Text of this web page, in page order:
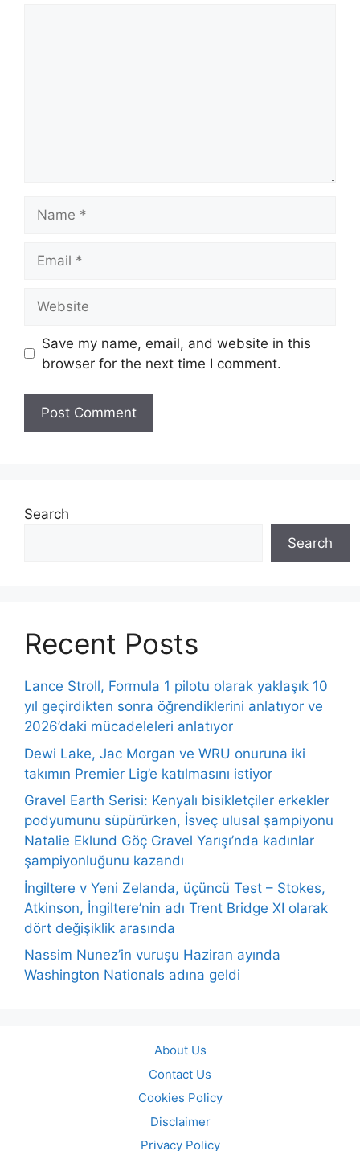
Save my name, email, and website in this
browser for the next time I comment.
Search
Search
Recent Posts
Lance Stroll, Formula 1 pilotu olarak yaklaşık 10
yıl geçirdikten sonra öğrendiklerini anlatıyor ve
2026’daki mücadeleleri anlatıyor
Dewi Lake, Jac Morgan ve WRU onuruna iki
takımın Premier Lig’e katılmasını istiyor
Gravel Earth Serisi: Kenyalı bisikletçiler erkekler
podyumunu süpürürken, İsveç ulusal şampiyonu
Natalie Eklund Göç Gravel Yarışı’nda kadınlar
şampiyonluğunu kazandı
İngiltere v Yeni Zelanda, üçüncü Test – Stokes,
Atkinson, İngiltere’nin adı Trent Bridge XI olarak
dört değişiklik arasında
Nassim Nunez’in vuruşu Haziran ayında
Washington Nationals adına geldi
About Us
Contact Us
Cookies Policy
Disclaimer
Privacy Policy